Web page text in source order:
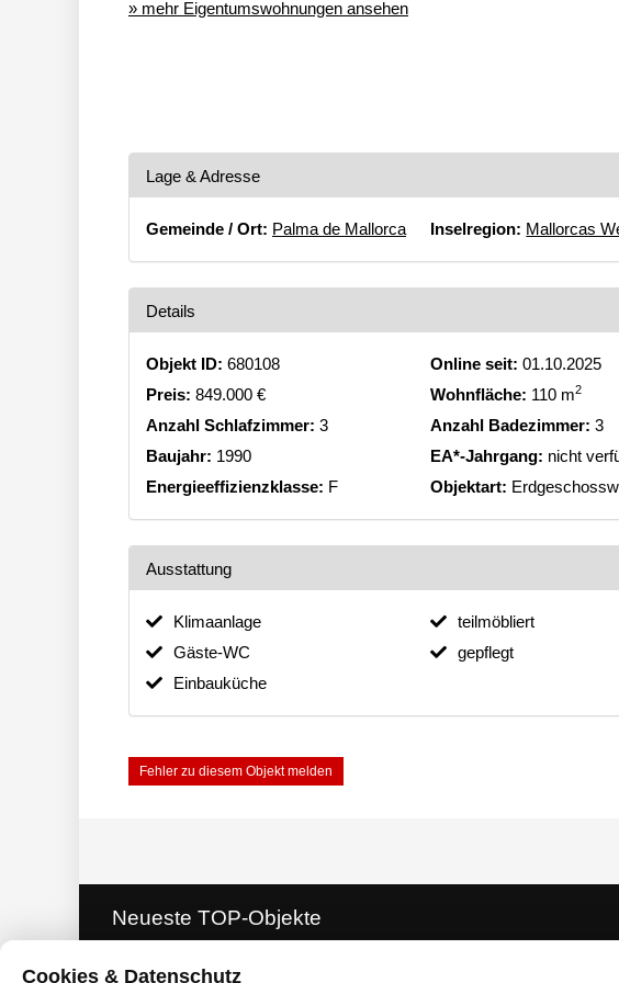
» mehr Eigentumswohnungen ansehen
Lage & Adresse
Gemeinde / Ort: Palma de Mallorca Inselregion: Mallorcas
Details
Objekt ID: 680108 Online seit: 01.10.2025
Preis: 849.000 € Wohnfläche: 110 m2
Anzahl Schlafzimmer: 3 Anzahl Badezimmer: 3
Baujahr: 1990 EA*-Jahrgang: nicht
Energieeffizienzklasse: F Objektart:
Ausstattung
Klimaanlage teilmöbliert
Gäste-WC
gepflegt
Einbauküche
Fehler zu diesem Objekt melden
Neueste TOP-Objekte
Cookies & Datenschutz